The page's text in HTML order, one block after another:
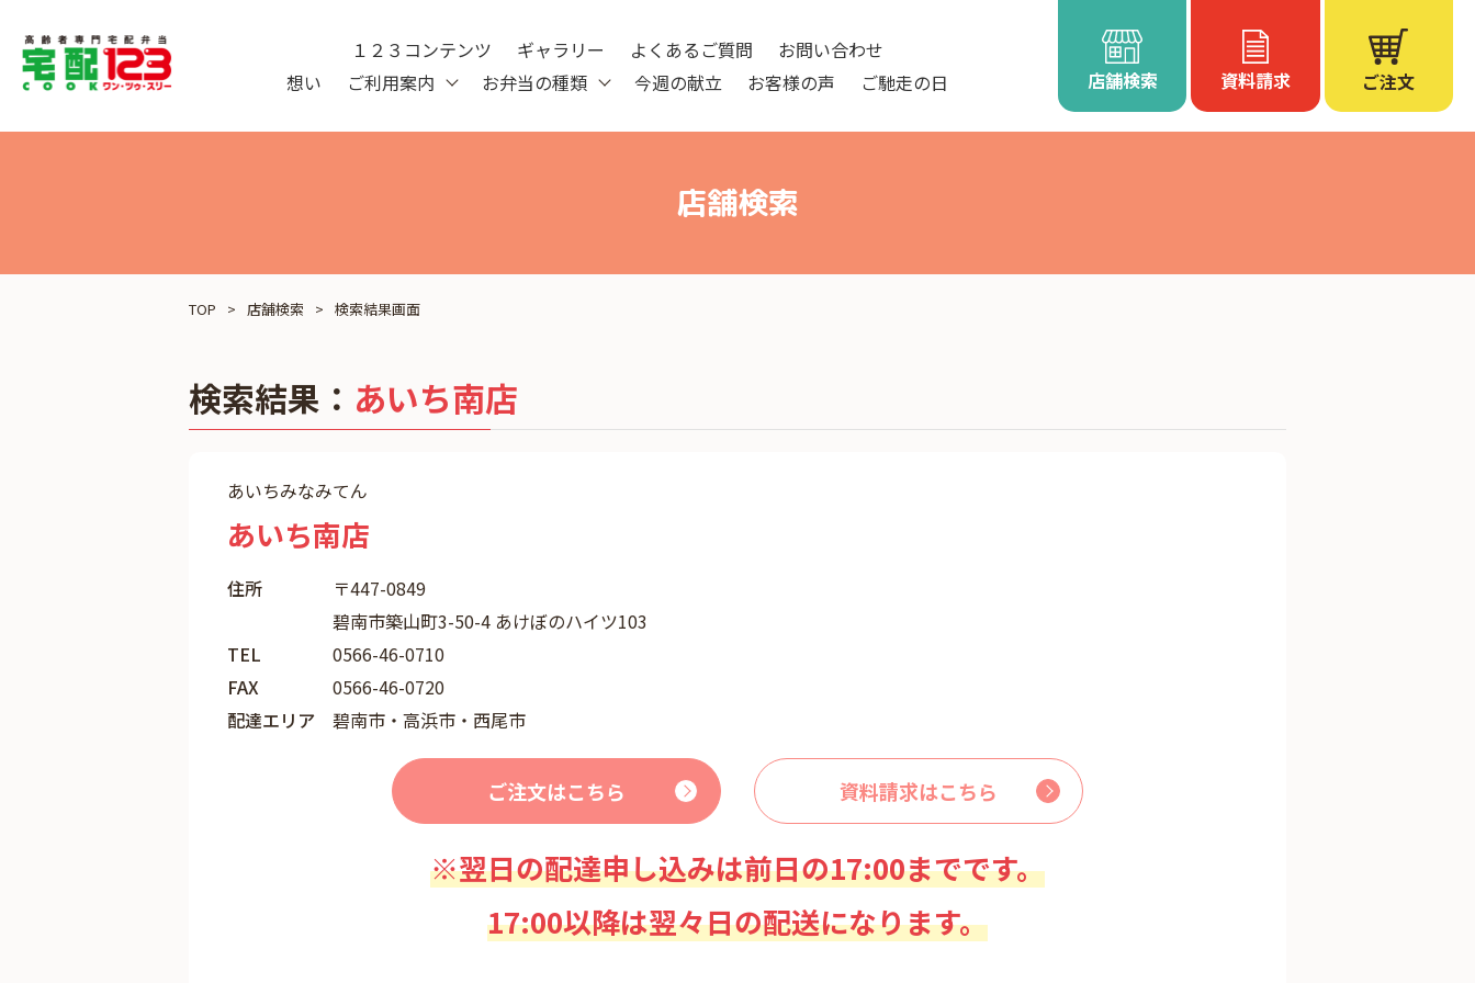
想い ご利用案内 お弁当の種類 今週の献立 お客様の声 ご馳走の日
１２３コンテンツ ギャラリー よくあるご質問
お問い合わせ
店舗検索
資料請求 ご注文
店舗検索
TOP 店舗検索 検索結果画面
検索結果： あいち南店
あいちみなみてん
あいち南店
住所
〒447-0849
碧南市築山町3-50-4 あけぼのハイツ103
TEL
0566-46-0710
FAX
0566-46-0720
配達エリア
碧南市・高浜市・西尾市
ご注文はこちら 資料請求はこちら
※翌日の配達申し込みは前日の17:00までです。
17:00以降は翌々日の配送になります。